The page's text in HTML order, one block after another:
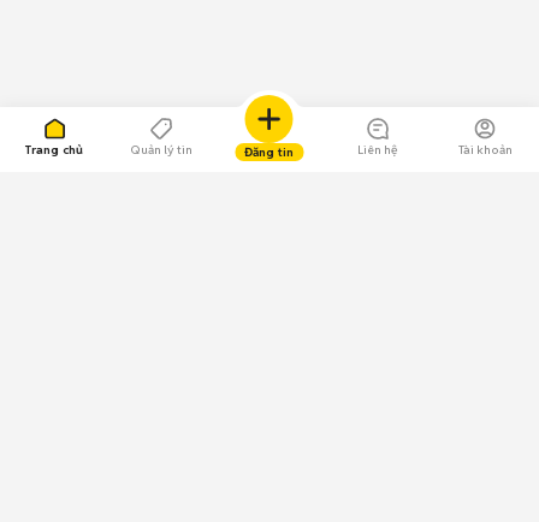
Trang chủ Quản lý tin Đăng tin Liên hệ Tài khoản